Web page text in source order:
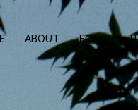
ABOUT FOOD